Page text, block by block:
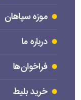
موزه سپاهان
درباره ما
فراخوان‌ها
خرید بلیط